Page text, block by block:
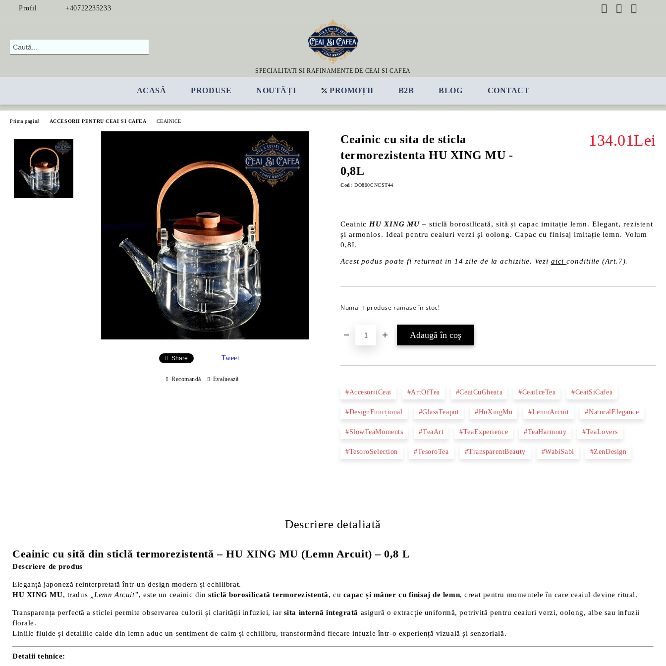
Profil +40722235233
SPECIALITATI SI RAFINAMENTE DE CEAI SI CAFEA
ACASĂ PRODUSE NOUTĂȚI PROMOȚII B2B BLOG CONTACT
Prima pagină ACCESORII PENTRU CEAI SI CAFEA CEAINICE
Ceainic cu sita de sticla
termorezistenta HU XING MU -
0,8L
134.01Lei
Cod: DO800CNCST44
Ceainic HU XING MU – sticlă borosilicată, sită și capac imitație lemn. Elegant, rezistent
și armonios. Ideal pentru ceaiuri verzi și oolong. Capac cu finisaj imitație lemn. Volum
0,8L
Acest podus poate fi returnat in 14 zile de la achizitie. Vezi aiciconditiile (Art.7).
Numai 1 produse ramase în stoc!
#AccesoriiCeai #ArtOfTea #CeaiCuGheata #CeaiIceTea #CeaiSiCafea
#DesignFuncțional #GlassTeapot #HuXingMu #LemnArcuit #NaturalElegance
#SlowTeaMoments #TeaArt #TeaExperience #TeaHarmony #TeaLovers
#TesoroSelection #TesoroTea #TransparentBeauty #WabiSabi #ZenDesign
Share Tweet
Recomandă Evaluează
Descriere detaliată
Ceainic cu sită din sticlă termorezistentă – HU XING MU (Lemn Arcuit) – 0,8 L
Descriere de produs
Eleganță japoneză reinterpretată într-un design modern și echilibrat.
HU XING MU, tradus „Lemn Arcuit”, este un ceainic dinsticlă borosilicată termorezistentă, cu capac și mâner cu finisaj de lemn, creat pentru momentele în care ceaiul devine ritual.
Transparența perfectă a sticlei permite observarea culorii și clarității infuziei, iar sita internă integrată asigură o extracție uniformă, potrivită pentru ceaiuri verzi, oolong, albe sau infuzii
florale.
Liniile fluide și detaliile calde din lemn aduc un sentiment de calm și echilibru, transformând fiecare infuzie într-o experiență vizuală și senzorială.
Detalii tehnice: